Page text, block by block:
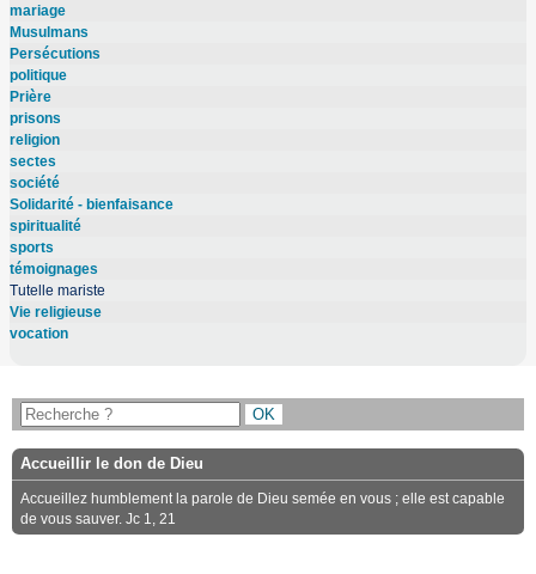
mariage
Musulmans
Persécutions
politique
Prière
prisons
religion
sectes
société
Solidarité - bienfaisance
spiritualité
sports
témoignages
Tutelle mariste
Vie religieuse
vocation
Accueillir le don de Dieu
Accueillez humblement la parole de Dieu semée en vous ; elle est capable
de vous sauver. Jc 1, 21